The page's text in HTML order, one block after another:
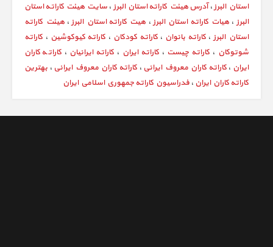
استان البرز،آدرس هیئت کاراته استان البرز،سایت هیئت کاراته استان
البرز، هیات کاراته استان البرز، هیت کاراته استان البرز،هیئت کاراته
استان البرز،کاراته بانوان ،کاراته کودکان ، کاراته کیوکوشین ، کاراته
شوتوکان ، کاراته چیست ،کاراته ایران ، کاراته ایرانیان ،کاراته کاران
ایران ،کاراته کاران معروف ایرانی ، کاراته کاران معروف ایرانی ، بهترین
کاراته کاران ایران ،فدراسيون کاراته جمهوري اسلامي ايران